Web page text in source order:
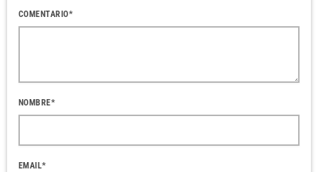
COMENTARIO*
NOMBRE*
EMAIL*